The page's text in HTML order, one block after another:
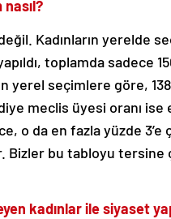
Kadınların yerelde
toplamda sadece
yerel seçimlere göre,
meclis üyesi oranı ise
o da en fazla yüzde 3’e
Bizler bu tabloyu
kadınlar ile siyaset